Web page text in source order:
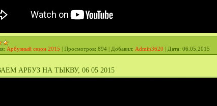
Арбузный сезон 2015 | Просмотров: 894 | Добавил: Admin3620 | Дата: 06.05.2015
АРБУЗ НА ТЫКВУ, 06 05 2015